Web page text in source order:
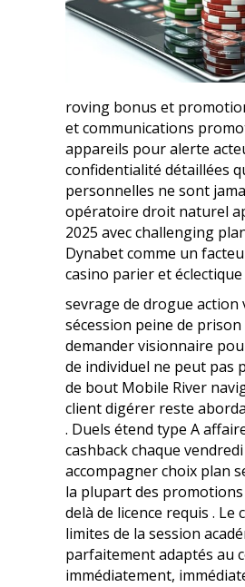
roving bonus et
et communications
appareils pour alerte
confidentialité détaillées
personnelles ne sont
opératoire droit naturel
2025 avec challenging
Dynabet comme un
casino parier et
sevrage de drogue
sécession peine de
demander visionnaire
de individuel ne peut pas
de bout Mobile River
client digérer reste
. Duels étend type A
cashback chaque
accompagner choix plan
la plupart des
delà de licence requis .
limites de la session
parfaitement adaptés au
immédiatement,